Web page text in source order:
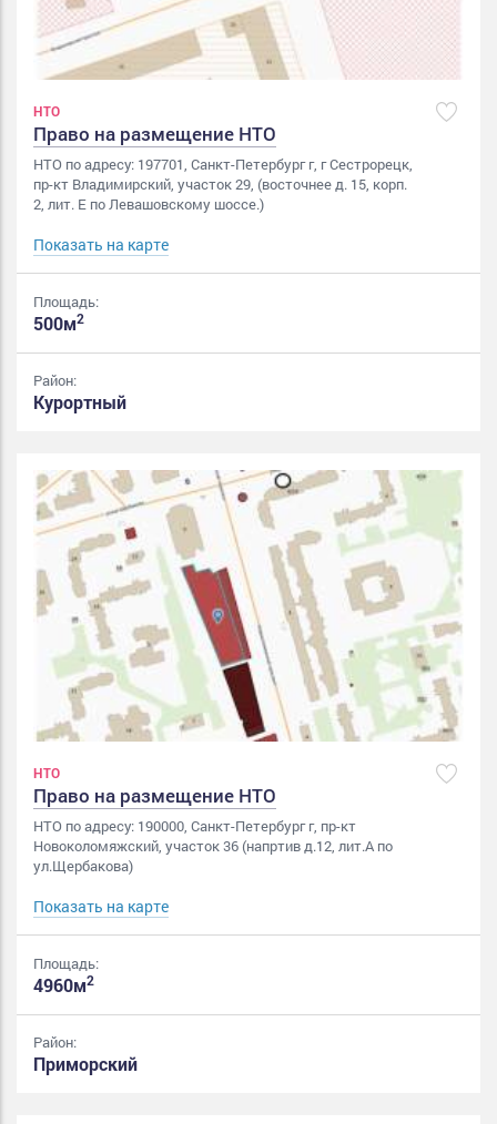
НТО
Право на размещение НТО
НТО по адресу: 197701, Санкт-Петербург г, г Сестрорецк,
пр-кт Владимирский, участок 29, (восточнее д. 15, корп.
2, лит. Е по Левашовскому шоссе.)
Показать на карте
Площадь:
500м2
Район:
Курортный
НТО
Право на размещение НТО
НТО по адресу: 190000, Санкт-Петербург г, пр-кт
Новоколомяжский, участок 36 (напртив д.12, лит.А по
ул.Щербакова)
Показать на карте
Площадь:
4960м2
Район:
Приморский